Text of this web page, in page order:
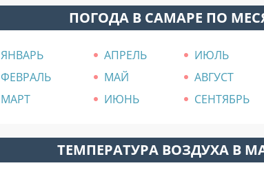
ПОГОДА В САМАРЕ ПО
ЯНВАРЬ АПРЕЛЬ ИЮЛЬ
ФЕВРАЛЬ
МАЙ АВГУСТ
МАРТ
ИЮНЬ СЕНТЯБРЬ
ТЕМПЕРАТУРА ВОЗДУХА В